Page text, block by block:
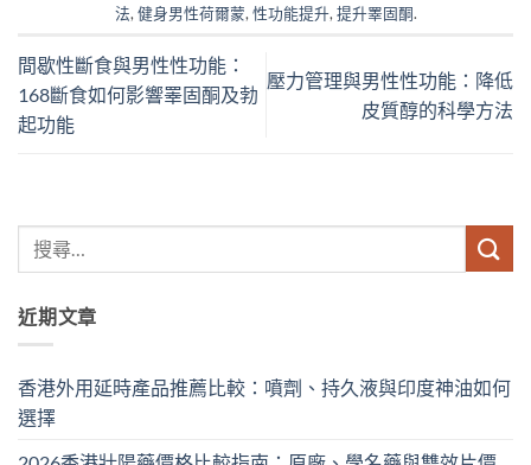
法, 健身男性荷爾蒙, 性功能提升, 提升睪固酮.
間歇性斷食與男性性功能：
168斷食如何影響睪固酮及勃
起功能
壓力管理與男性性功能：降低
皮質醇的科學方法
近期文章
香港外用延時產品推薦比較：噴劑、持久液與印度神油如何
選擇